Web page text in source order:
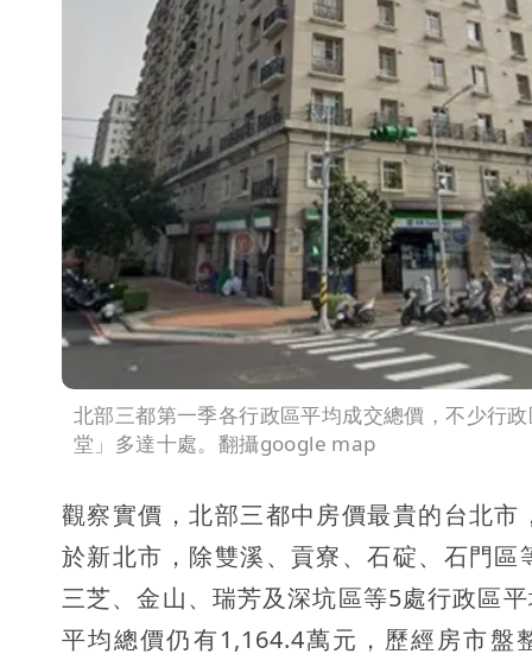
北部三都第一季各行政區平均成交總價，不少行
堂」多達十處。翻攝google map
觀察實價，北部三都中房價最貴的台北
於新北市，除雙溪、貢寮、石碇、石門
三芝、金山、瑞芳及深坑區等5處行政區
平均總價仍有1,164.4萬元，歷經房市盤